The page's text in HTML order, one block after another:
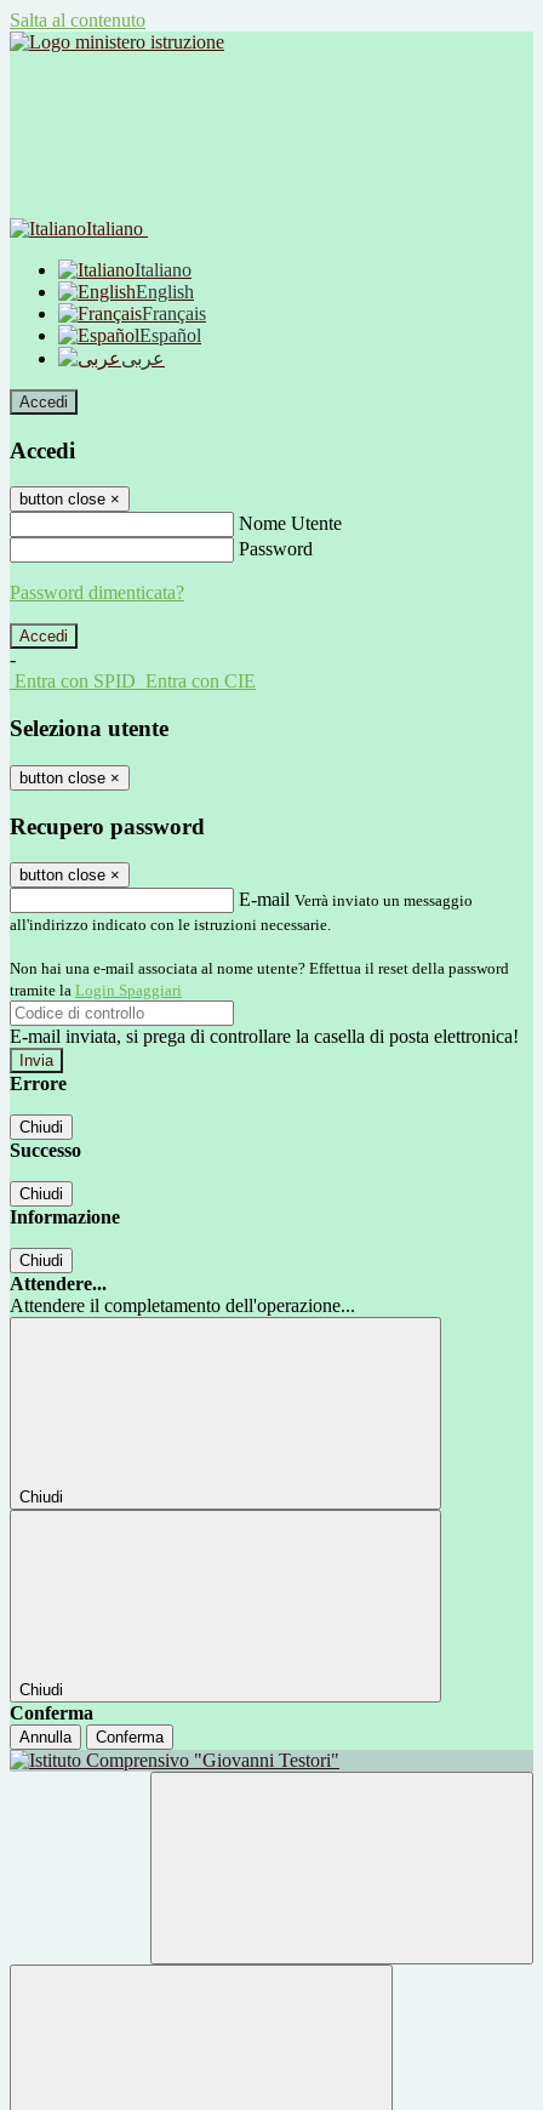
Salta al contenuto
Italiano
Italiano
English
Français
Español
عربى
Accedi
Accedi
button close ×
Nome Utente
Password
Password dimenticata?
-
Entra con SPID Entra con CIE
Seleziona utente
button close ×
Recupero password
button close ×
E-mail Verrà inviato un messaggio
all'indirizzo indicato con le istruzioni necessarie.
Non hai una e-mail associata al nome utente? Effettua il reset della password
tramite la Login Spaggiari
E-mail inviata, si prega di controllare la casella di posta elettronica!
Errore
Chiudi
Successo
Chiudi
Informazione
Chiudi
Attendere...
Attendere il completamento dell'operazione...
Chiudi
Chiudi
Conferma
Annulla Conferma